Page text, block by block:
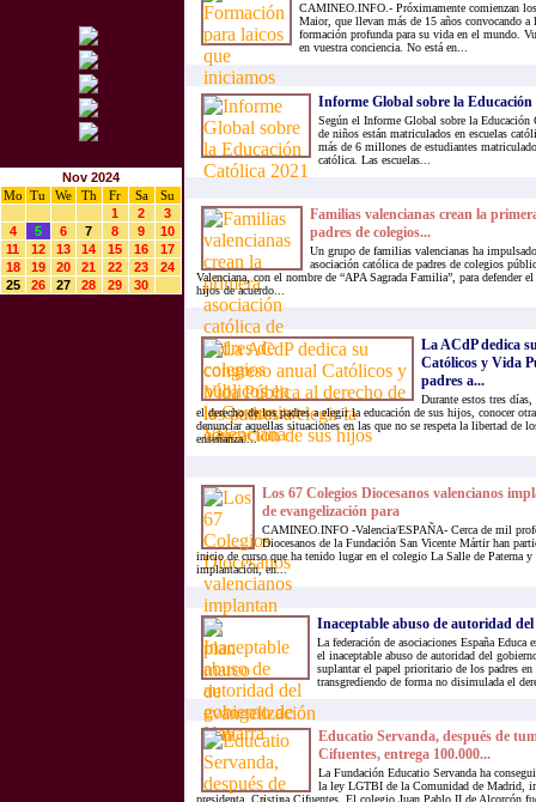
Nov 2024
Mo
Tu We Th Fr Sa
Su
1
2
3
4
5 6 7 8 9
10
11
12 13 14 15 16
17
18
19 20 21 22 23
24
25
26 27 28 29 30
CAMINEO.INFO.- Próximamente comienzan
Maior, que llevan más de 15 años convocando a
formación profunda para su vida en el mundo.
en vuestra conciencia. No está en...
Informe Global sobre la Educación
Según el Informe Global sobre la
de niños están matriculados en escuelas
más de 6 millones de estudiantes
católica. Las escuelas...
Familias valencianas crean la
padres de colegios...
Un grupo de familias valencianas ha
asociación católica de padres de colegios
Valenciana, con el nombre de “APA Sagrada Familia”, para defender el
hijos de acuerdo...
La ACdP dedica
Católicos y Vida
padres a...
Durante estos tres
el derecho de los padres a elegir la educación de sus hijos, conocer
denunciar aquellas situaciones en las que no se respeta la libertad de
enseñanza....
Los 67 Colegios Diocesanos valencianos
de evangelización para
CAMINEO.INFO -Valencia/ESPAÑA- Cerca de mil
Diocesanos de la Fundación San Vicente Mártir han
inicio de curso que ha tenido lugar en el colegio La Salle de Paterna y
implantación, en...
Inaceptable abuso de autoridad
La federación de asociaciones España
el inaceptable abuso de autoridad del
suplantar el papel prioritario de los padres
transgrediendo de forma no disimulada el
Educatio Servanda, después de
Cifuentes, entrega 100.000...
La Fundación Educatio Servanda ha
la ley LGTBI de la Comunidad de Madrid,
presidenta, Cristina Cifuentes. El colegio Juan Pablo II de Alcorcón